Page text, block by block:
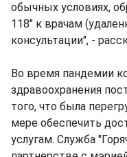
обычных условиях,
118" к врачам
консультации", -
Во время пандемии
здравоохранения
того, что была
мере обеспечить
услугам. Служба